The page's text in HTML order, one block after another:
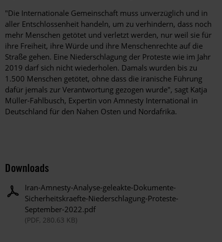
"Die Internationale Gemeinschaft muss unverzüglich und in
aller Entschlossenheit handeln, um zu verhindern, dass noch
mehr Menschen getötet und verletzt werden, nur weil sie für
ihre Freiheit, ihre Würde und ihre Menschenrechte auf die
Straße gehen. Eine Niederschlagung der Proteste wie im Jahr
2019 darf sich nicht wiederholen. Damals wurden bis zu
1.500 Menschen getötet, ohne dass die iranische Führung
dafür jemals zur Verantwortung gezogen wurde", sagt Katja
Müller-Fahlbusch, Expertin von Amnesty International in
Deutschland für den Nahen Osten und Nordafrika.
Downloads
Iran-Amnesty-Analyse-geleakte-Dokumente-
Sicherheitskraefte-Niederschlagung-Proteste-
September-2022.pdf
(PDF, 280.63 KB)